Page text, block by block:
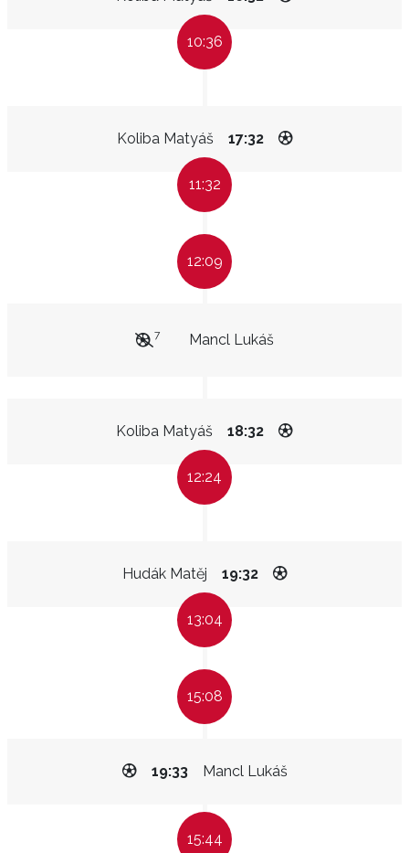
10:36
Koliba Matyáš 17:32
11:32
12:09
Mancl Lukáš
7
Koliba Matyáš 18:32
12:24
Hudák Matěj 19:32
13:04
15:08
Mancl Lukáš
19:33
15:44